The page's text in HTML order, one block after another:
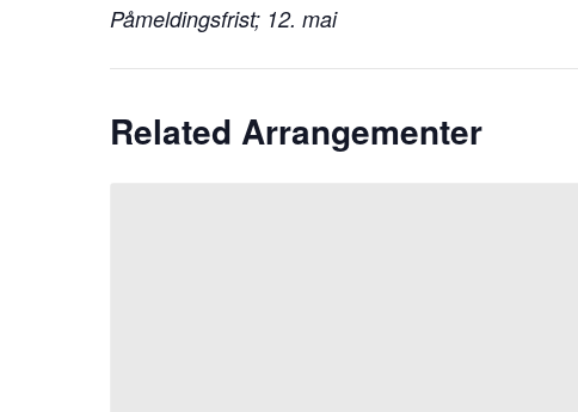
Påmeldingsfrist; 12. mai
Related Arrangementer